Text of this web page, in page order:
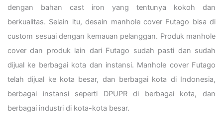
dengan bahan cast iron yang tentunya kokoh dan
berkualitas. Selain itu, desain manhole cover Futago bisa di
custom sesuai dengan kemauan pelanggan. Produk manhole
cover dan produk lain dari Futago sudah pasti dan sudah
dijual ke berbagai kota dan instansi. Manhole cover Futago
telah dijual ke kota besar, dan berbagai kota di Indonesia,
berbagai instansi seperti DPUPR di berbagai kota, dan
berbagai industri di kota-kota besar.